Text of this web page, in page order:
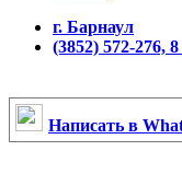
г. Барнаул
(3852) 572-276,
Написать в